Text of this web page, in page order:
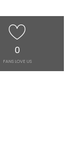
0
FANS LOVE US